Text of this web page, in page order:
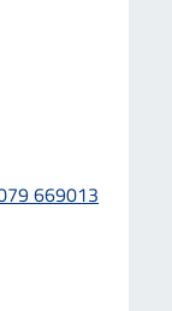
669013